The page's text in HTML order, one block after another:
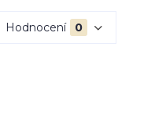
Hodnocení 0